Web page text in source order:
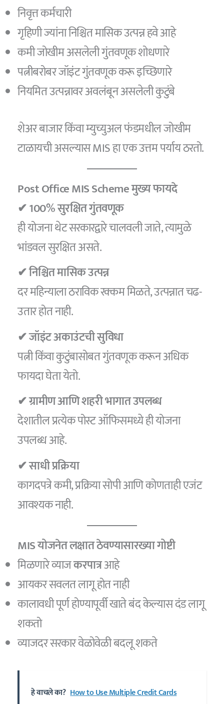
निवृत्त कर्मचारी
गृहिणी ज्यांना निश्चित मासिक उत्पन्न हवे आहे
कमी जोखीम असलेली गुंतवणूक शोधणारे
पत्नीबरोबर जॉइंट गुंतवणूक करू इच्छिणारे
नियमित उत्पन्नावर अवलंबून असलेली कुटुंबे
शेअर बाजार किंवा म्युच्युअल फंडमधील जोखीम
टाळायची असल्यास MIS हा एक उत्तम पर्याय ठरतो.
Post Office MIS Scheme मुख्य फायदे
✔ 100% सुरक्षित गुंतवणूक
ही योजना थेट सरकारद्वारे चालवली जाते, त्यामुळे
भांडवल सुरक्षित असते.
✔ निश्चित मासिक उत्पन्न
दर महिन्याला ठराविक रक्कम मिळते, उत्पन्नात चढ-
उतार होत नाही.
✔ जॉइंट अकाउंटची सुविधा
पत्नी किंवा कुटुंबासोबत गुंतवणूक करून अधिक
फायदा घेता येतो.
✔ ग्रामीण आणि शहरी भागात उपलब्ध
देशातील प्रत्येक पोस्ट ऑफिसमध्ये ही योजना
उपलब्ध आहे.
✔ साधी प्रक्रिया
कागदपत्रे कमी, प्रक्रिया सोपी आणि कोणताही एजंट
आवश्यक नाही.
MIS योजनेत लक्षात ठेवण्यासारख्या गोष्टी
मिळणारे व्याजकरपात्रआहे
आयकर सवलत लागू होत नाही
कालावधी पूर्ण होण्यापूर्वी खाते बंद केल्यास दंड लागू
शकतो
व्याजदर सरकार वेळोवेळी बदलू शकते
हे वाचले का? How to Use Multiple Credit Cards